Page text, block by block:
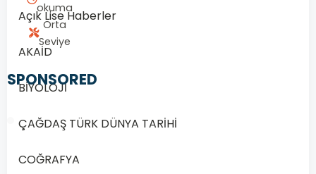
okuma
Orta
Seviye
SPONSORED
Açık Lise Haberler
AKAİD
BİYOLOJİ
ÇAĞDAŞ TÜRK DÜNYA TARİHİ
COĞRAFYA